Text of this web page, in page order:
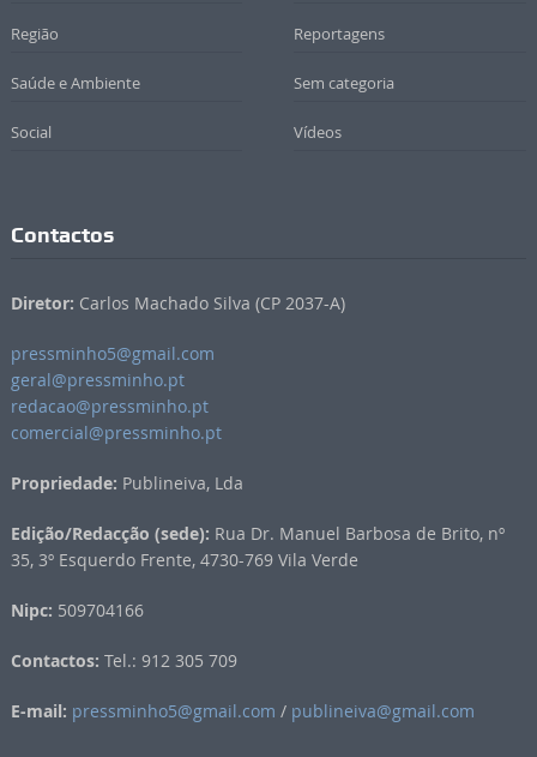
Região Reportagens
Saúde e Ambiente Sem categoria
Social Vídeos
Contactos
Diretor: Carlos Machado Silva (CP 2037-A)
pressminho5@gmail.com
geral@pressminho.pt
redacao@pressminho.pt
comercial@pressminho.pt
Propriedade: Publineiva, Lda
Edição/Redacção (sede): Rua Dr. Manuel Barbosa de Brito, nº
35, 3º Esquerdo Frente, 4730-769 Vila Verde
Nipc: 509704166
Contactos: Tel.: 912 305 709
E-mail: pressminho5@gmail.com / publineiva@gmail.com